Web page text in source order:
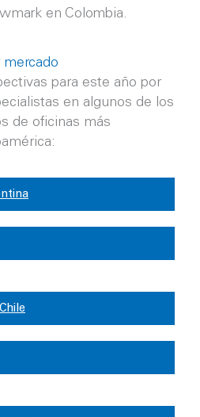
en Colombia.
mercado
para este año por
en algunos de los
de oficinas más